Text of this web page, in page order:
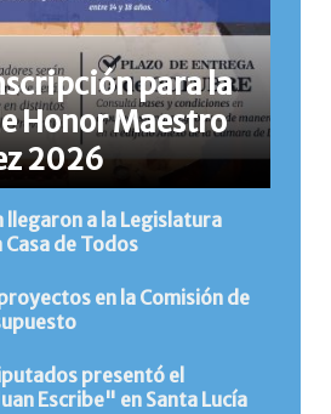
para la
Honor Maestro
2026
llegaron a la Legislatura
de Todos
en la Comisión de
presentó el
Escribe" en Santa Lucía